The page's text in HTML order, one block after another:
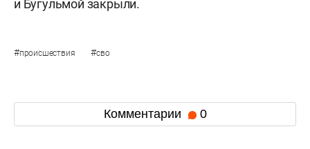
и Бугульмой закрыли.
#происшествия #сво
Комментарии 0